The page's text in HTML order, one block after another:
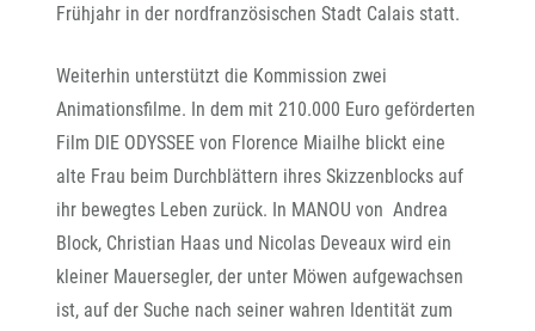
Frühjahr in der nordfranzösischen Stadt Calais statt.
Weiterhin unterstützt die Kommission zwei
Animationsfilme. In dem mit 210.000 Euro geförderten
Film DIE ODYSSEE von Florence Miailhe blickt eine
alte Frau beim Durchblättern ihres Skizzenblocks auf
ihr bewegtes Leben zurück. In MANOU von Andrea
Block, Christian Haas und Nicolas Deveaux wird ein
kleiner Mauersegler, der unter Möwen aufgewachsen
ist, auf der Suche nach seiner wahren Identität zum